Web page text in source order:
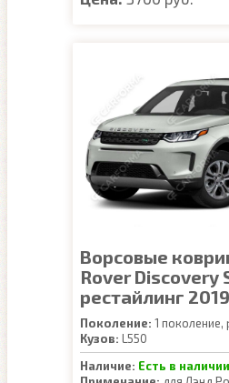
Ворсовые
Rover Discovery
рестайлинг
Поколение: 1 поколение,
Кузов: L550
Наличие: Есть в наличии